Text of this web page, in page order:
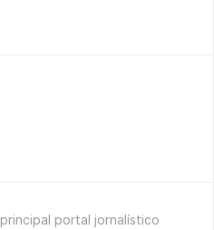
portal jornalístico